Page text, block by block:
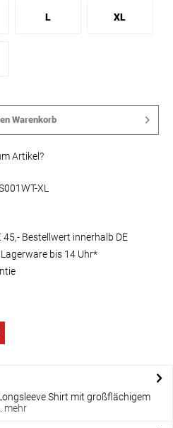
L XL
Warenkorb
Artikel?
XL
Bestellwert innerhalb DE
bis 14 Uhr*
Shirt mit großflächigem
mehr